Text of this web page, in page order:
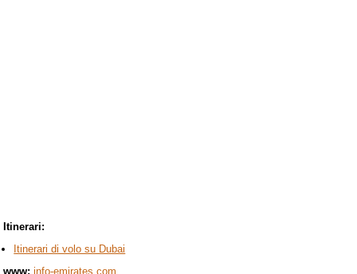
Itinerari:
Itinerari di volo su Dubai
www: info-emirates.com